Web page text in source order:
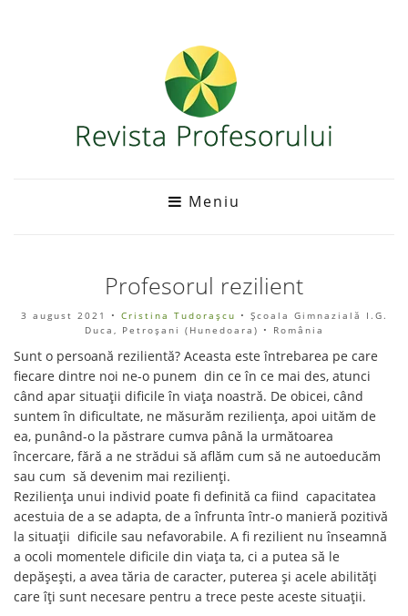
Meniu
Profesorul rezilient
3 august 2021 • Cristina Tudorașcu • Școala Gimnazială I.G.
Duca, Petroșani (Hunedoara) • România
Sunt o persoană rezilientă? Aceasta este întrebarea pe care
fiecare dintre noi ne-o punem din ce în ce mai des, atunci
când apar situații dificile în viața noastră. De obicei, când
suntem în dificultate, ne măsurăm reziliența, apoi uităm de
ea, punând-o la păstrare cumva până la următoarea
încercare, fără a ne strădui să aflăm cum să ne autoeducăm
sau cum să devenim mai rezilienți.
Reziliența unui individ poate fi definită ca fiind capacitatea
acestuia de a se adapta, de a înfrunta într-o manieră pozitivă
la situații dificile sau nefavorabile. A fi rezilient nu înseamnă
a ocoli momentele dificile din viața ta, ci a putea să le
depășești, a avea tăria de caracter, puterea și acele abilități
care îți sunt necesare pentru a trece peste aceste situații.